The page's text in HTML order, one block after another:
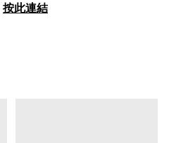
按此連結